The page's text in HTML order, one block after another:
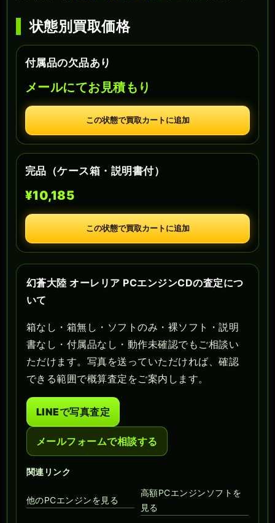
状態別買取価格
付属品の欠品あり
メールにてお見積もり
この状態で買取カートに追加
完品（ケース箱・説明書付）
¥10,185
この状態で買取カートに追加
幻蒼大陸 オーレリア PCエンジンCDの査定につ
いて
箱なし・箱無し・ソフトのみ・裸ソフト・説明
書なし・付属品なし・動作未確認でもご相談い
ただけます。写真を送っていただければ、確認
できる範囲で概算査定をご案内します。
LINEで写真査定
メールフォームで相談する
関連リンク
他のPCエンジンを見る
高額PCエンジンソフトを
見る